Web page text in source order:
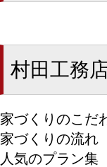
村田工務
家づくりのこだ
家づくりの流れ
人気のプラン集